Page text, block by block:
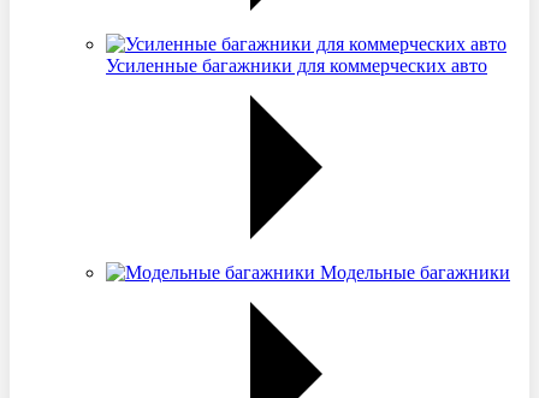
Усиленные багажники для коммерческих авто
Модельные багажники